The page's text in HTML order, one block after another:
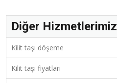
Diğer Hizmetlerimiz
Kilit taşı döşeme
Kilit taşı fiyatları